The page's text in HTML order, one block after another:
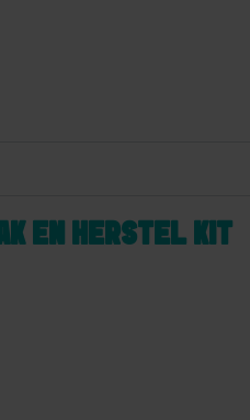
EN HERSTEL KIT